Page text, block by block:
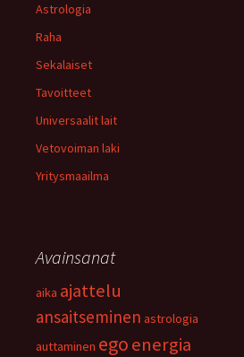
Astrologia
Raha
Sekalaiset
Tavoitteet
Universaalit lait
Vetovoiman laki
Yritysmaailma
Avainsanat
aika ajattelu
ansaitseminen astrologia
auttaminen egoenergia